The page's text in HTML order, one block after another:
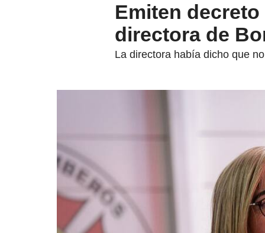
Emiten
directora de
La directora había dicho que